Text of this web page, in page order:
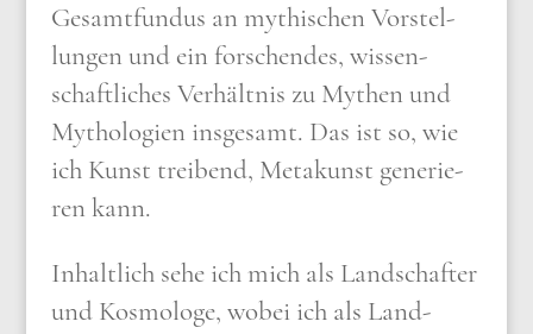
Gesamt­fun­dus an mythi­schen Vor­stel­
lun­gen und ein for­schen­des, wis­sen­
schaft­li­ches Ver­hält­nis zu Mythen und
Mytho­lo­gien ins­ge­samt. Das ist so, wie
ich Kunst trei­bend, Meta­kunst gene­rie­
ren kann.
Inhalt­lich sehe ich mich als Land­schaf­ter
und Kos­mo­lo­ge, wobei ich als Land­